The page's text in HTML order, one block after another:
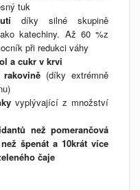
tuk
díky silné skupině
katechiny. Až 60 %z
při redukci váhy
a cukr v krvi
(díky extrémně
vyplývající z množství
než pomerančová
špenát a 10krát více
čaje